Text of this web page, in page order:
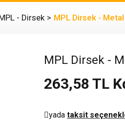
- Dirsek MPL Dirsek -
MPL Dirsek -
263,58 TL
yada taksit